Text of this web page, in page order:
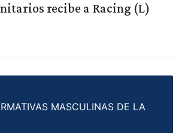
recibe a Racing (L)
MASCULINAS DE LA